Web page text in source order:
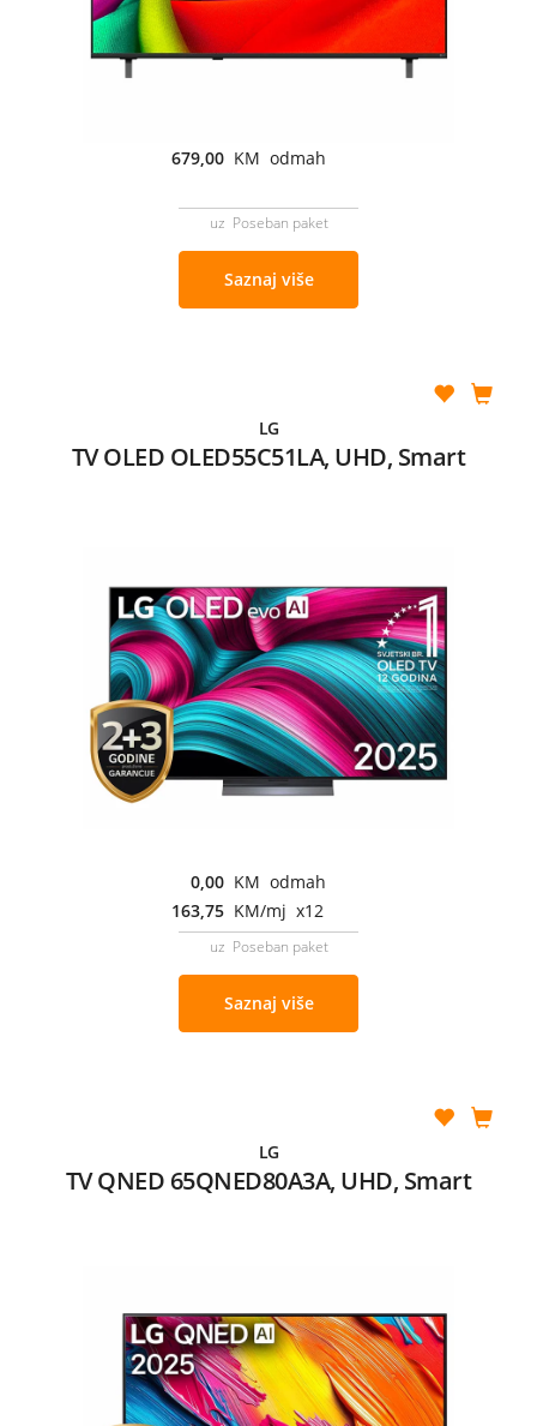
679,00 KM odmah
uz Poseban paket
Saznaj više
LG
TV OLED OLED55C51LA, UHD, Smart
0,00 KM odmah
163,75 KM/mj x12
uz Poseban paket
Saznaj više
LG
TV QNED 65QNED80A3A, UHD, Smart